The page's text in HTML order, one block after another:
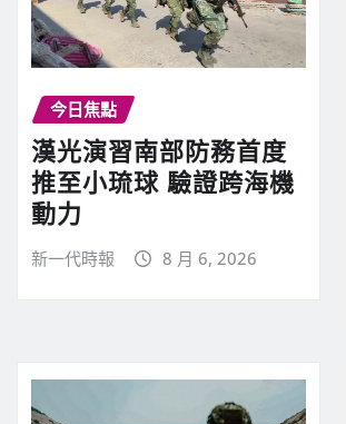
今日焦點
漢光演習南部防務首度
推至小琉球 驗證跨海機
動力
新一代時報 8 月 6, 2026